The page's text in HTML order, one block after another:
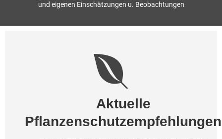
und eigenen Einschätzungen u. Beobachtungen
Aktuelle
Pflanzenschutzempfehlungen